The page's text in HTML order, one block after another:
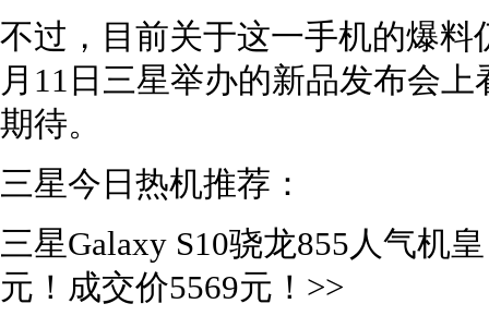
不过，目前关于这一手机的爆
月11日三星举办的新品发布会
期待。
三星今日热机推荐：
三星Galaxy S10骁龙855人气机
元！成交价5569元！>>